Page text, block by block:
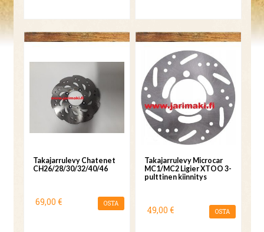
Takajarrulevy Chatenet
CH26/28/30/32/40/46
69,00 € OSTA
Takajarrulevy Microcar
MC1/MC2 Ligier XTOO 3-
pulttinen kiinnitys
49,00 € OSTA